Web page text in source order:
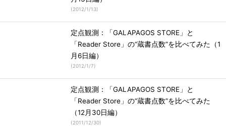
(2012/1/13)
定点観測：「GALAPAGOS STORE」と
「Reader Store」の“蔵書点数”を比べてみた（1
月6日編）
(2012/1/7)
定点観測：「GALAPAGOS STORE」と
「Reader Store」の“蔵書点数”を比べてみた
（12月30日編）
(2011/12/30)